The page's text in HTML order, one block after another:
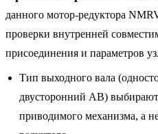
данного мотор-редуктора
проверки внутренней
присоединения и параметров
Тип выходного вала
двусторонний AB)
приводимого механизма, а